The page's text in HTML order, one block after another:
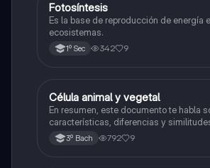
Biología
Fotosíntesis
Es la base de reproducción de energía
ecosistemas.
1º Sec 342 9
Biología
Célula animal y vegetal
En resumen, este documento te habla
características, diferencias y
animal y célula vegetal.💗
3º Bach 792 9